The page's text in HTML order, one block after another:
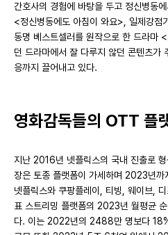
간호사의 경험에 바탕을 두고 정신병동
<정신병동에도 아침이 와요>, 일제강점
동명 베스트셀러를 원작으로 한 드라마
던 드라마에서 잘 다루지 않던 콘텐츠가
응까지 끌어내고 있다.
영화감독들의 OTT 플
지난 2016년 넷플릭스의 국내 진출로
장은 토종 플랫폼이 가세하며 2023년까
넷플릭스와 쿠팡플레이, 티빙, 웨이브,
표 스트리밍 플랫폼의 2023년 월평균
다. 이는 2022년의 2488만 명보다